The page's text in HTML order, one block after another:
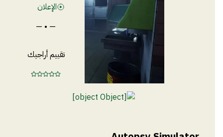
الإعلان
— • —
تقييم أراجيك